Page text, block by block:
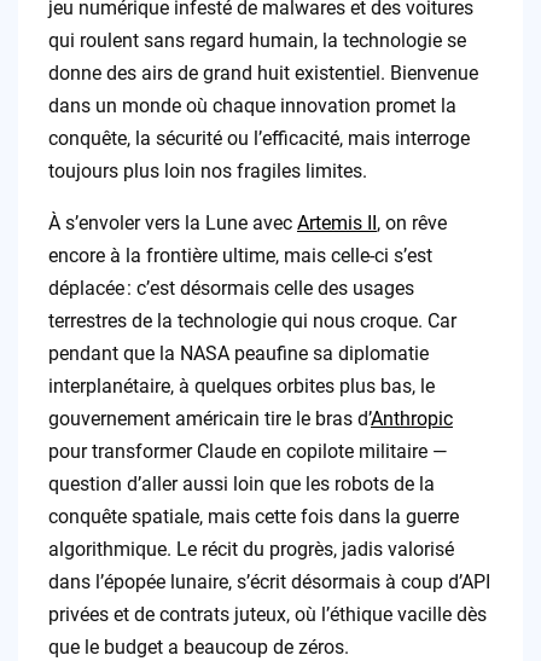
jeu numérique infesté de malwares et des voitures
qui roulent sans regard humain, la technologie se
donne des airs de grand huit existentiel. Bienvenue
dans un monde où chaque innovation promet la
conquête, la sécurité ou l’efficacité, mais interroge
toujours plus loin nos fragiles limites.
À s’envoler vers la Lune avec Artemis II, on rêve
encore à la frontière ultime, mais celle-ci s’est
déplacée : c’est désormais celle des usages
terrestres de la technologie qui nous croque. Car
pendant que la NASA peaufine sa diplomatie
interplanétaire, à quelques orbites plus bas, le
gouvernement américain tire le bras d’Anthropic
pour transformer Claude en copilote militaire —
question d’aller aussi loin que les robots de la
conquête spatiale, mais cette fois dans la guerre
algorithmique. Le récit du progrès, jadis valorisé
dans l’épopée lunaire, s’écrit désormais à coup d’API
privées et de contrats juteux, où l’éthique vacille dès
que le budget a beaucoup de zéros.